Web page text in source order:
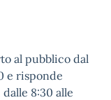
al pubblico dal
e risponde
8:30 alle